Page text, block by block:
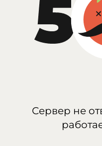
Сервер не